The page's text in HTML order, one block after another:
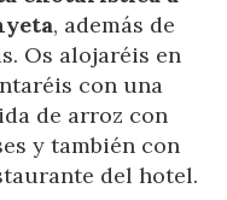
, además de
Os alojaréis en
con una
de arroz con
y también con
del hotel.